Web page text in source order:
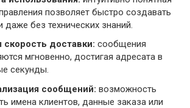
позволяет быстро создавать
даже без технических знаний.
скорость доставки: сообщения
мгновенно, достигая адресата в
секунды.
сообщений: возможность
имена клиентов, данные заказа или